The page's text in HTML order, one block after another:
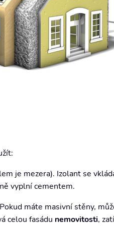
je mezera). Izolant se
vyplní cementem.
máte masivní stěny,
celou fasádu nemovitosti,